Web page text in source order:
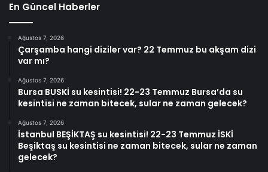
En Güncel Haberler
Ağustos 7, 2026
Çarşamba hangi diziler var? 22 Temmuz bu akşam dizi
var mı?
Ağustos 7, 2026
Bursa BUSKİ su kesintisi! 22-23 Temmuz Bursa’da su
kesintisi ne zaman bitecek, sular ne zaman gelecek?
Ağustos 7, 2026
İstanbul BEŞİKTAŞ su kesintisi! 22-23 Temmuz İSKİ
Beşiktaş su kesintisi ne zaman bitecek, sular ne zaman
gelecek?